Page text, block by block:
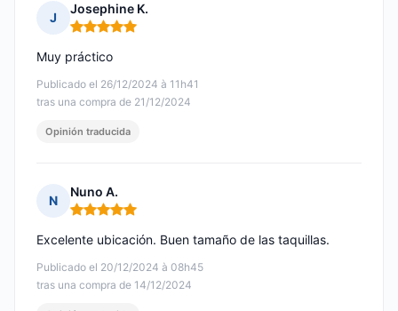
J
Josephine K.
Nota: 5 de 5
Publicado el 26/12/2024 à 11h41
tras una compra de 21/12/2024
Muy práctico
Opinión traducida
N
Nuno A.
Nota: 5 de 5
Publicado el 20/12/2024 à 08h45
tras una compra de 14/12/2024
Excelente ubicación. Buen tamaño de las taquillas.